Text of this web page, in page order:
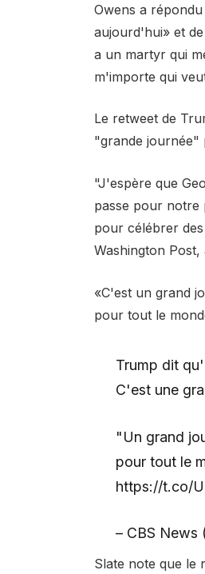
Owens a
aujourd'hui» et
a un martyr qui
m'importe qui
Le retweet de
"grande journée"
"J'espère que
passe pour notre
pour célébrer
Washington
«C'est un grand
pour tout le
Trump dit
C'est une
"Un grand
pour tout le
https://t.co/
– CBS News
Slate note que le